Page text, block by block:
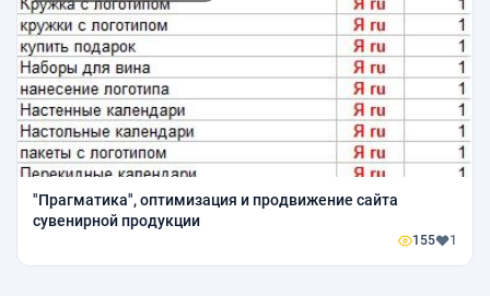
"Прагматика", оптимизация и продвижение сайта
сувенирной продукции
155 1